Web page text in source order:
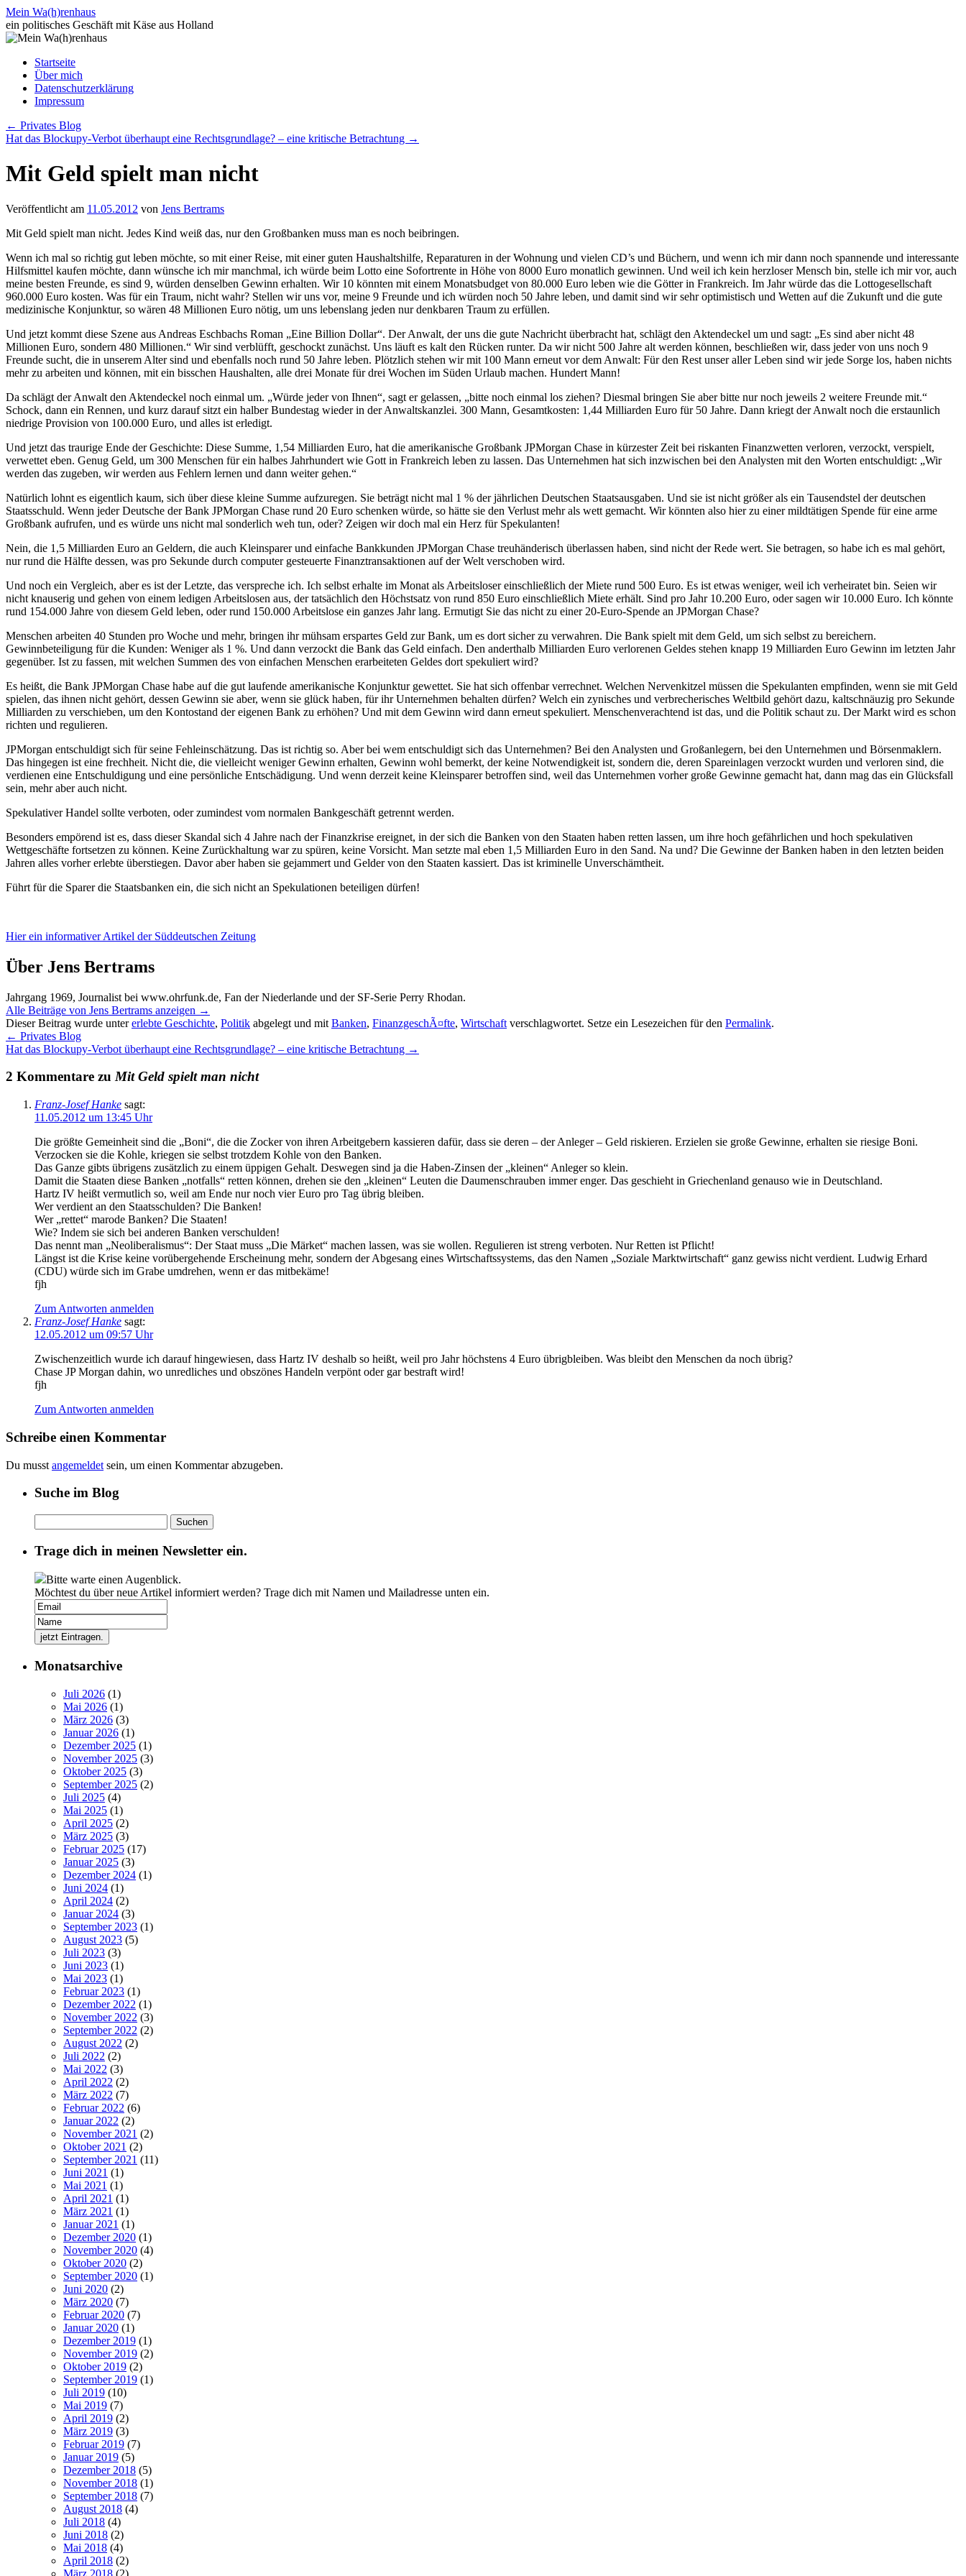
Zum
Inhalt
springen
Mein Wa(h)renhaus
ein politisches Geschäft mit Käse aus Holland
Startseite
Über mich
Datenschutzerklärung
Impressum
← Privates Blog
Hat das Blockupy-Verbot überhaupt eine Rechtsgrundlage? – eine kritische Betrachtung →
Mit Geld spielt man nicht
Veröffentlicht am 11.05.2012 von Jens Bertrams
Mit Geld spielt man nicht. Jedes Kind weiß das, nur den Großbanken muss man es noch beibringen.
Wenn ich mal so richtig gut leben möchte, so mit einer Reise, mit einer guten Haushaltshilfe, Reparaturen in der Wohnung und vielen CD’s und Büchern, und wenn ich mir dann noch spannende und interessante
Hilfsmittel kaufen möchte, dann wünsche ich mir manchmal, ich würde beim Lotto eine Sofortrente in Höhe von 8000 Euro monatlich gewinnen. Und weil ich kein herzloser Mensch bin, stelle ich mir vor, auch
meine besten Freunde, es sind 9, würden denselben Gewinn erhalten. Wir 10 könnten mit einem Monatsbudget von 80.000 Euro leben wie die Götter in Frankreich. Im Jahr würde das die Lottogesellschaft
960.000 Euro kosten. Was für ein Traum, nicht wahr? Stellen wir uns vor, meine 9 Freunde und ich würden noch 50 Jahre leben, und damit sind wir sehr optimistisch und Wetten auf die Zukunft und die gute
medizinische Konjunktur, so wären 48 Millionen Euro nötig, um uns lebenslang jeden nur denkbaren Traum zu erfüllen.
Und jetzt kommt diese Szene aus Andreas Eschbachs Roman „Eine Billion Dollar“. Der Anwalt, der uns die gute Nachricht überbracht hat, schlägt den Aktendeckel um und sagt: „Es sind aber nicht 48
Millionen Euro, sondern 480 Millionen.“ Wir sind verblüfft, geschockt zunächst. Uns läuft es kalt den Rücken runter. Da wir nicht 500 Jahre alt werden können, beschließen wir, dass jeder von uns noch 9
Freunde sucht, die in unserem Alter sind und ebenfalls noch rund 50 Jahre leben. Plötzlich stehen wir mit 100 Mann erneut vor dem Anwalt: Für den Rest unser aller Leben sind wir jede Sorge los, haben nichts
mehr zu arbeiten und können, mit ein bisschen Haushalten, alle drei Monate für drei Wochen im Süden Urlaub machen. Hundert Mann!
Da schlägt der Anwalt den Aktendeckel noch einmal um. „Würde jeder von Ihnen“, sagt er gelassen, „bitte noch einmal los ziehen? Diesmal bringen Sie aber bitte nur noch jeweils 2 weitere Freunde mit.“
Schock, dann ein Rennen, und kurz darauf sitzt ein halber Bundestag wieder in der Anwaltskanzlei. 300 Mann, Gesamtkosten: 1,44 Milliarden Euro für 50 Jahre. Dann kriegt der Anwalt noch die erstaunlich
niedrige Provision von 100.000 Euro, und alles ist erledigt.
Und jetzt das traurige Ende der Geschichte: Diese Summe, 1,54 Milliarden Euro, hat die amerikanische Großbank JPMorgan Chase in kürzester Zeit bei riskanten Finanzwetten verloren, verzockt, verspielt,
verwettet eben. Genug Geld, um 300 Menschen für ein halbes Jahrhundert wie Gott in Frankreich leben zu lassen. Das Unternehmen hat sich inzwischen bei den Analysten mit den Worten entschuldigt: „Wir
werden das zugeben, wir werden aus Fehlern lernen und dann weiter gehen.“
Natürlich lohnt es eigentlich kaum, sich über diese kleine Summe aufzuregen. Sie beträgt nicht mal 1 % der jährlichen Deutschen Staatsausgaben. Und sie ist nicht größer als ein Tausendstel der deutschen
Staatsschuld. Wenn jeder Deutsche der Bank JPMorgan Chase rund 20 Euro schenken würde, so hätte sie den Verlust mehr als wett gemacht. Wir könnten also hier zu einer mildtätigen Spende für eine arme
Großbank aufrufen, und es würde uns nicht mal sonderlich weh tun, oder? Zeigen wir doch mal ein Herz für Spekulanten!
Nein, die 1,5 Milliarden Euro an Geldern, die auch Kleinsparer und einfache Bankkunden JPMorgan Chase treuhänderisch überlassen haben, sind nicht der Rede wert. Sie betragen, so habe ich es mal gehört,
nur rund die Hälfte dessen, was pro Sekunde durch computer gesteuerte Finanztransaktionen auf der Welt verschoben wird.
Und noch ein Vergleich, aber es ist der Letzte, das verspreche ich. Ich selbst erhalte im Monat als Arbeitsloser einschließlich der Miete rund 500 Euro. Es ist etwas weniger, weil ich verheiratet bin. Seien wir
nicht knauserig und gehen von einem ledigen Arbeitslosen aus, der tatsächlich den Höchstsatz von rund 850 Euro einschließlich Miete erhält. Sind pro Jahr 10.200 Euro, oder sagen wir 10.000 Euro. Ich könnte
rund 154.000 Jahre von diesem Geld leben, oder rund 150.000 Arbeitslose ein ganzes Jahr lang. Ermutigt Sie das nicht zu einer 20-Euro-Spende an JPMorgan Chase?
Menschen arbeiten 40 Stunden pro Woche und mehr, bringen ihr mühsam erspartes Geld zur Bank, um es dort sicher zu verwahren. Die Bank spielt mit dem Geld, um sich selbst zu bereichern.
Gewinnbeteiligung für die Kunden: Weniger als 1 %. Und dann verzockt die Bank das Geld einfach. Den anderthalb Milliarden Euro verlorenen Geldes stehen knapp 19 Milliarden Euro Gewinn im letzten Jahr
gegenüber. Ist zu fassen, mit welchen Summen des von einfachen Menschen erarbeiteten Geldes dort spekuliert wird?
Es heißt, die Bank JPMorgan Chase habe auf die gut laufende amerikanische Konjunktur gewettet. Sie hat sich offenbar verrechnet. Welchen Nervenkitzel müssen die Spekulanten empfinden, wenn sie mit Geld
spielen, das ihnen nicht gehört, dessen Gewinn sie aber, wenn sie glück haben, für ihr Unternehmen behalten dürfen? Welch ein zynisches und verbrecherisches Weltbild gehört dazu, kaltschnäuzig pro Sekunde
Milliarden zu verschieben, um den Kontostand der eigenen Bank zu erhöhen? Und mit dem Gewinn wird dann erneut spekuliert. Menschenverachtend ist das, und die Politik schaut zu. Der Markt wird es schon
richten und regulieren.
JPMorgan entschuldigt sich für seine Fehleinschätzung. Das ist richtig so. Aber bei wem entschuldigt sich das Unternehmen? Bei den Analysten und Großanlegern, bei den Unternehmen und Börsenmaklern.
Das hingegen ist eine frechheit. Nicht die, die vielleicht weniger Gewinn erhalten, Gewinn wohl bemerkt, der keine Notwendigkeit ist, sondern die, deren Spareinlagen verzockt wurden und verloren sind, die
verdienen eine Entschuldigung und eine persönliche Entschädigung. Und wenn derzeit keine Kleinsparer betroffen sind, weil das Unternehmen vorher große Gewinne gemacht hat, dann mag das ein Glücksfall
sein, mehr aber auch nicht.
Spekulativer Handel sollte verboten, oder zumindest vom normalen Bankgeschäft getrennt werden.
Besonders empörend ist es, dass dieser Skandal sich 4 Jahre nach der Finanzkrise ereignet, in der sich die Banken von den Staaten haben retten lassen, um ihre hoch gefährlichen und hoch spekulativen
Wettgeschäfte fortsetzen zu können. Keine Zurückhaltung war zu spüren, keine Vorsicht. Man setzte mal eben 1,5 Milliarden Euro in den Sand. Na und? Die Gewinne der Banken haben in den letzten beiden
Jahren alles vorher erlebte überstiegen. Davor aber haben sie gejammert und Gelder von den Staaten kassiert. Das ist kriminelle Unverschämtheit.
Führt für die Sparer die Staatsbanken ein, die sich nicht an Spekulationen beteiligen dürfen!
Hier ein informativer Artikel der Süddeutschen Zeitung
Über Jens Bertrams
Jahrgang 1969, Journalist bei www.ohrfunk.de, Fan der Niederlande und der SF-Serie Perry Rhodan.
Alle Beiträge von Jens Bertrams anzeigen →
Dieser Beitrag wurde untererlebte Geschichte, Politik abgelegt und mit Banken, FinanzgeschÃ¤fte, Wirtschaft verschlagwortet. Setze ein Lesezeichen für den Permalink.
← Privates Blog
Hat das Blockupy-Verbot überhaupt eine Rechtsgrundlage? – eine kritische Betrachtung →
2 Kommentare zuMit Geld spielt man nicht
Franz-Josef Hanke sagt:
11.05.2012 um 13:45 Uhr
Die größte Gemeinheit sind die „Boni“, die die Zocker von ihren Arbeitgebern kassieren dafür, dass sie deren – der Anleger – Geld riskieren. Erzielen sie große Gewinne, erhalten sie riesige Boni.
Verzocken sie die Kohle, kriegen sie selbst trotzdem Kohle von den Banken.
Das Ganze gibts übrigens zusätzlich zu einem üppigen Gehalt. Deswegen sind ja die Haben-Zinsen der „kleinen“ Anleger so klein.
Damit die Staaten diese Banken „notfalls“ retten können, drehen sie den „kleinen“ Leuten die Daumenschrauben immer enger. Das geschieht in Griechenland genauso wie in Deutschland.
Hartz IV heißt vermutlich so, weil am Ende nur noch vier Euro pro Tag übrig bleiben.
Wer verdient an den Staatsschulden? Die Banken!
Wer „rettet“ marode Banken? Die Staaten!
Wie? Indem sie sich bei anderen Banken verschulden!
Das nennt man „Neoliberalismus“: Der Staat muss „Die Märket“ machen lassen, was sie wollen. Regulieren ist streng verboten. Nur Retten ist Pflicht!
Längst ist die Krise keine vorübergehende Erscheinung mehr, sondern der Abgesang eines Wirtschaftssystems, das den Namen „Soziale Marktwirtschaft“ ganz gewiss nicht verdient. Ludwig Erhard
(CDU) würde sich im Grabe umdrehen, wenn er das mitbekäme!
fjh
Zum Antworten anmelden
Franz-Josef Hanke sagt:
12.05.2012 um 09:57 Uhr
Zwischenzeitlich wurde ich darauf hingewiesen, dass Hartz IV deshalb so heißt, weil pro Jahr höchstens 4 Euro übrigbleiben. Was bleibt den Menschen da noch übrig?
Chase JP Morgan dahin, wo unredliches und obszönes Handeln verpönt oder gar bestraft wird!
fjh
Zum Antworten anmelden
Schreibe einen Kommentar
Du musst angemeldet sein, um einen Kommentar abzugeben.
Suche im Blog
nach:
Trage dich in meinen Newsletter ein.
Bitte warte einen Augenblick.
Möchtest du über neue Artikel informiert werden? Trage dich mit Namen und Mailadresse unten ein.
Monatsarchive
Juli 2026 (1)
Mai 2026 (1)
März 2026 (3)
Januar 2026 (1)
Dezember 2025 (1)
November 2025 (3)
Oktober 2025 (3)
September 2025 (2)
Juli 2025 (4)
Mai 2025 (1)
April 2025 (2)
März 2025 (3)
Februar 2025 (17)
Januar 2025 (3)
Dezember 2024 (1)
Juni 2024 (1)
April 2024 (2)
Januar 2024 (3)
September 2023 (1)
August 2023 (5)
Juli 2023 (3)
Juni 2023 (1)
Mai 2023 (1)
Februar 2023 (1)
Dezember 2022 (1)
November 2022 (3)
September 2022 (2)
August 2022 (2)
Juli 2022 (2)
Mai 2022 (3)
April 2022 (2)
März 2022 (7)
Februar 2022 (6)
Januar 2022 (2)
November 2021 (2)
Oktober 2021 (2)
September 2021 (11)
Juni 2021 (1)
Mai 2021 (1)
April 2021 (1)
März 2021 (1)
Januar 2021 (1)
Dezember 2020 (1)
November 2020 (4)
Oktober 2020 (2)
September 2020 (1)
Juni 2020 (2)
März 2020 (7)
Februar 2020 (7)
Januar 2020 (1)
Dezember 2019 (1)
November 2019 (2)
Oktober 2019 (2)
September 2019 (1)
Juli 2019 (10)
Mai 2019 (7)
April 2019 (2)
März 2019 (3)
Februar 2019 (7)
Januar 2019 (5)
Dezember 2018 (5)
November 2018 (1)
September 2018 (7)
August 2018 (4)
Juli 2018 (4)
Juni 2018 (2)
Mai 2018 (4)
April 2018 (2)
März 2018 (2)